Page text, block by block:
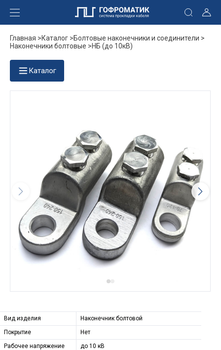
Главная >Каталог >Болтовые наконечники и соединители >
Наконечники болтовые >НБ (до 10кВ)
Каталог
Вид изделия
Наконечник болтовой
Покрытие
Нет
Рабочее напряжение
до 10 кВ